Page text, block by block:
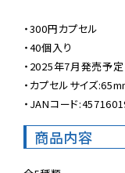
・300円カプセル
・40個入り
・2025年7月発売予定
・カプセルサイズ
・JANコード
商品内容